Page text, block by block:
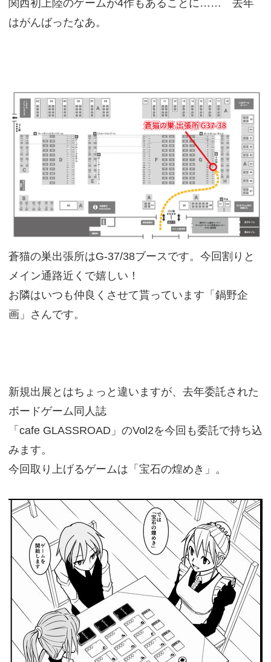
関西初上陸のゲームが4作もあることに…… 去年
はがんばったなあ。
蒼猫の巣出張所はG-37/38ブースです。今回割りと
メイン通路近くで嬉しい！
お隣はいつも仲良くさせて貰っています「鍋野企
画」さんです。
新規出展とはちょっと違いますが、去年委託された
ボードゲーム同人誌
「cafe GLASSROAD」のVol2を今回も委託で持ち込
みます。
今回取り上げるゲームは「宝石の煌めき」。